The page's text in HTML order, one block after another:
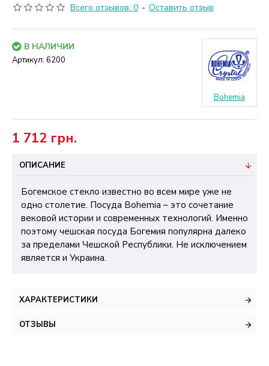
Всего отзывов: 0 - Оставить отзыв
1 712 грн.
В НАЛИЧИИ
Артикул: 6200
Bohemia
ОПИСАНИЕ
Богемское стекло известно во всем мире уже не
одно столетие. Посуда Bohemia – это сочетание
вековой истории и современных технологий. Именно
поэтому чешская посуда Богемия популярна далеко
за пределами Чешской Республики. Не исключением
является и Украина.
ХАРАКТЕРИСТИКИ
ОТЗЫВЫ